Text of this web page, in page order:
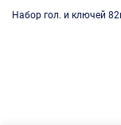
Набор гол. и ключей